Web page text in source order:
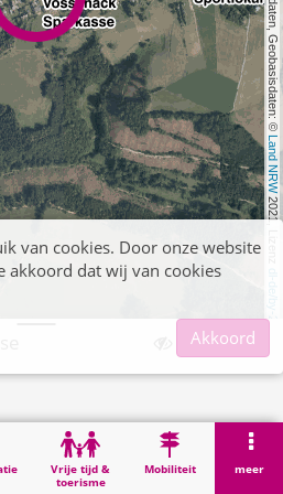
, Kartendaten, Geobasisdaten: ©
Land NRW
2021, Lizenz
dl-de/by-2-0
Vrije tijd &
toerisme
Mobiliteit meer
van cookies. Door onze website
akkoord dat wij van cookies
Akkoord